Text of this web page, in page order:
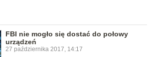
FBI nie mogło się dostać do połowy
urządzeń
27 października 2017, 14:17